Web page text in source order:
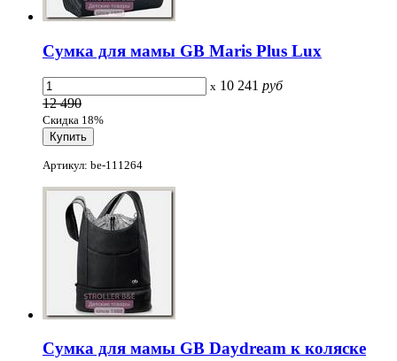
Сумка для мамы GB Maris Plus Lux
x 10 241 руб
12 490
Скидка 18%
Артикул: be-111264
Сумка для мамы GB Daydream к коляске